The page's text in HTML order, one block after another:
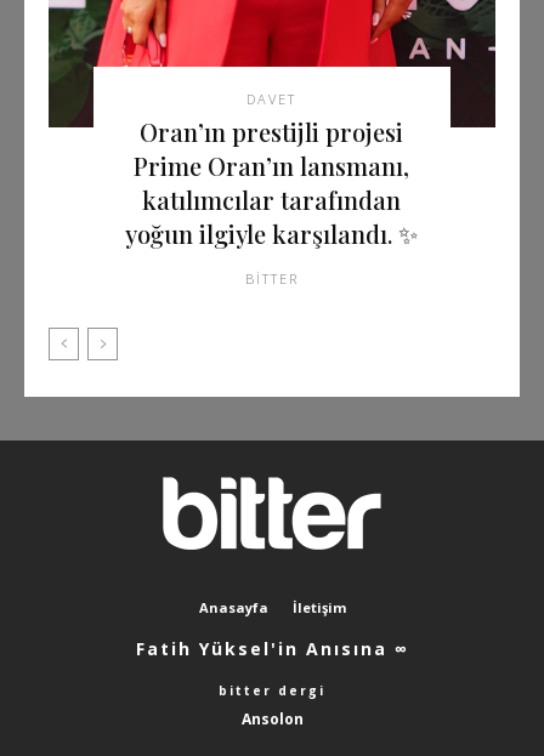
DAVET
Oran’ın prestijli projesi
Prime Oran’ın lansmanı,
katılımcılar tarafından
yoğun ilgiyle karşılandı. ✨
BITTER
Anasayfa İletişim
Fatih Yüksel'in Anısına ∞
bitter dergi
Ansolon